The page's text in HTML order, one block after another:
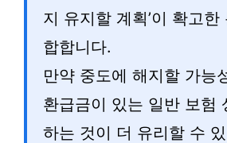
지 유지할 계획’이 확고한
합합니다.
만약 중도에 해지할 가능
환급금이 있는 일반 보험
하는 것이 더 유리할 수